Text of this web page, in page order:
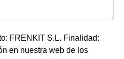
FRENKIT S.L. Finalidad:
en nuestra web de los